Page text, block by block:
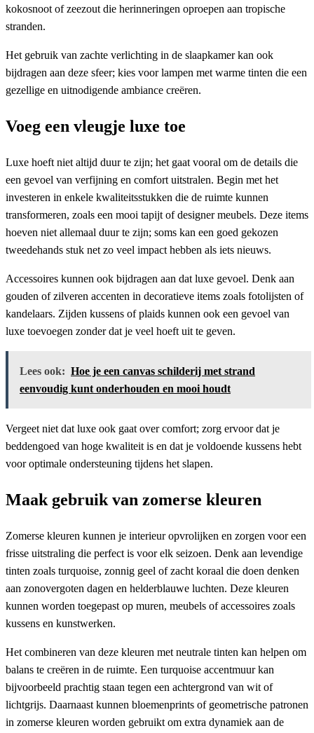
kokosnoot of zeezout die herinneringen oproepen aan tropische
stranden.
Het gebruik van zachte verlichting in de slaapkamer kan ook
bijdragen aan deze sfeer; kies voor lampen met warme tinten die een
gezellige en uitnodigende ambiance creëren.
Voeg een vleugje luxe toe
Luxe hoeft niet altijd duur te zijn; het gaat vooral om de details die
een gevoel van verfijning en comfort uitstralen. Begin met het
investeren in enkele kwaliteitsstukken die de ruimte kunnen
transformeren, zoals een mooi tapijt of designer meubels. Deze items
hoeven niet allemaal duur te zijn; soms kan een goed gekozen
tweedehands stuk net zo veel impact hebben als iets nieuws.
Accessoires kunnen ook bijdragen aan dat luxe gevoel. Denk aan
gouden of zilveren accenten in decoratieve items zoals fotolijsten of
kandelaars. Zijden kussens of plaids kunnen ook een gevoel van
luxe toevoegen zonder dat je veel hoeft uit te geven.
Lees ook: Hoe je een canvas schilderij met strand
eenvoudig kunt onderhouden en mooi houdt
Vergeet niet dat luxe ook gaat over comfort; zorg ervoor dat je
beddengoed van hoge kwaliteit is en dat je voldoende kussens hebt
voor optimale ondersteuning tijdens het slapen.
Maak gebruik van zomerse kleuren
Zomerse kleuren kunnen je interieur opvrolijken en zorgen voor een
frisse uitstraling die perfect is voor elk seizoen. Denk aan levendige
tinten zoals turquoise, zonnig geel of zacht koraal die doen denken
aan zonovergoten dagen en helderblauwe luchten. Deze kleuren
kunnen worden toegepast op muren, meubels of accessoires zoals
kussens en kunstwerken.
Het combineren van deze kleuren met neutrale tinten kan helpen om
balans te creëren in de ruimte. Een turquoise accentmuur kan
bijvoorbeeld prachtig staan tegen een achtergrond van wit of
lichtgrijs. Daarnaast kunnen bloemenprints of geometrische patronen
in zomerse kleuren worden gebruikt om extra dynamiek aan de